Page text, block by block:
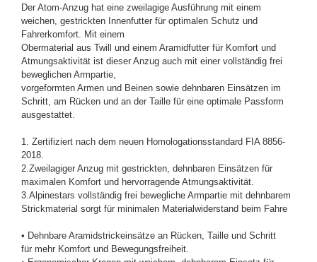
Der Atom-Anzug hat eine zweilagige Ausführung mit einem
weichen, gestrickten Innenfutter für optimalen Schutz und
Fahrerkomfort. Mit einem
Obermaterial aus Twill und einem Aramidfutter für Komfort und
Atmungsaktivität ist dieser Anzug auch mit einer vollständig frei
beweglichen Armpartie,
vorgeformten Armen und Beinen sowie dehnbaren Einsätzen im
Schritt, am Rücken und an der Taille für eine optimale Passform
ausgestattet.
1. Zertifiziert nach dem neuen Homologationsstandard FIA 8856-
2018.
2.Zweilagiger Anzug mit gestrickten, dehnbaren Einsätzen für
maximalen Komfort und hervorragende Atmungsaktivität.
3.Alpinestars vollständig frei bewegliche Armpartie mit dehnbarem
Strickmaterial sorgt für minimalen Materialwiderstand beim Fahre
• Dehnbare Aramidstrickeinsätze an Rücken, Taille und Schritt
für mehr Komfort und Bewegungsfreiheit.